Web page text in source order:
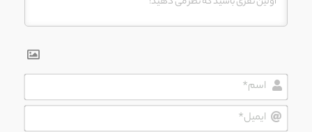
اسم*
ایمیل*